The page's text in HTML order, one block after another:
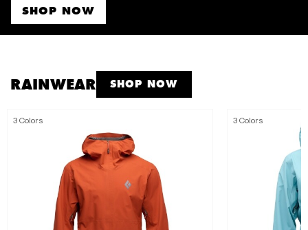
SHOP NOW
RAINWEAR SHOP NOW
3 Colors 3 Colors